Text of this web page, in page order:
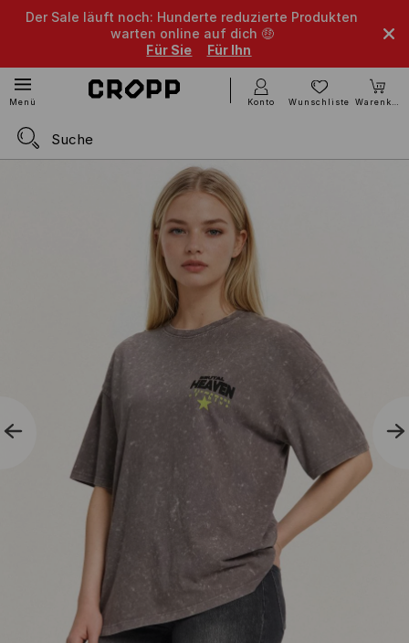
Der Sale läuft noch: Hunderte reduzierte Produkten
warten online auf dich 🤑
Für Sie
Für Ihn
Menü Konto Wunschliste Warenkorb